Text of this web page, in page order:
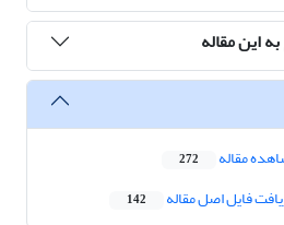
این مقاله
مقاله 272
فایل اصل مقاله 142